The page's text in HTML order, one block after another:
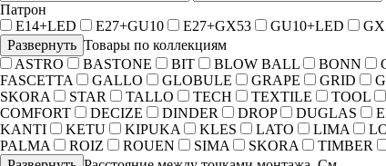
Патрон
E14+LED
E27+GU10 E27+GX53 GU10+LED
Развернуть Товары по коллекциям
ASTRO
BASTONE BIT BLOW BALL BONN
FASCETTA
GALLO GLOBULE GRAPE GRID
SKORA
STAR TALLO TECH TEXTILE TOOL
COMFORT
DECIZE DINDER DROP DUGLAS
KANTI
KETU KIPUKA KLES LATO LIMA
PALMA
ROIZ ROUEN SIMA SKORA TIMBER